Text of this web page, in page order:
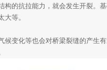
构的抗拉能力，就会发生开裂。
大等。
变化等也会对桥梁裂缝的产生有